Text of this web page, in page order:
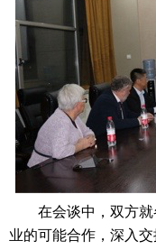
在会谈中，双方就
业的可能合作，深入